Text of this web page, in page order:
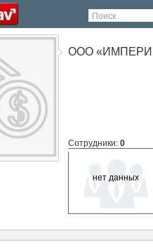
Поиск
ООО
Сотрудники: 0
нет данных